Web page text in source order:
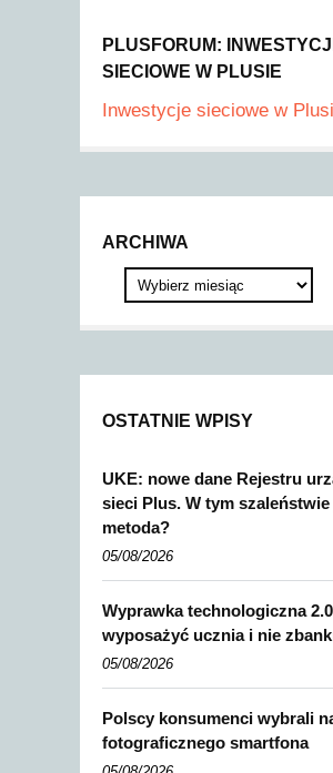
PLUSFORUM:
SIECIOWE W PLUSIE
Inwestycje sieciowe w
ARCHIWA
OSTATNIE WPISY
UKE: nowe dane Rejestru
sieci Plus. W tym
metoda?
05/08/2026
Wyprawka technologiczna
wyposażyć ucznia i nie
05/08/2026
Polscy konsumenci wybrali
fotograficznego smartfona